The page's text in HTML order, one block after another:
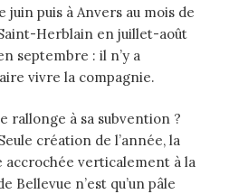
juin puis à Anvers au mois de
Herblain en juillet-août
septembre : il n’y a
vivre la compagnie.
rallonge à sa subvention ?
création de l’année, la
verticalement à la
Bellevue n’est qu’un pâle